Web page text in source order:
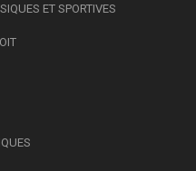
ET SPORTIVES